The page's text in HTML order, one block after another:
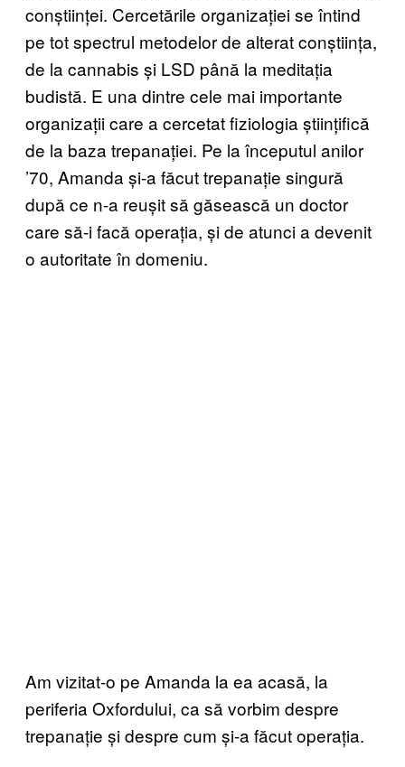
conștiinței. Cercetările organizației se întind
pe tot spectrul metodelor de alterat conștiința,
de la cannabis și LSD până la meditația
budistă. E una dintre cele mai importante
organizații care a cercetat fiziologia științifică
de la baza trepanației. Pe la începutul anilor
’70, Amanda și-a făcut trepanație singură
după ce n-a reușit să găsească un doctor
care să-i facă operația, și de atunci a devenit
o autoritate în domeniu.
Am vizitat-o pe Amanda la ea acasă, la
periferia Oxfordului, ca să vorbim despre
trepanație și despre cum și-a făcut operația.